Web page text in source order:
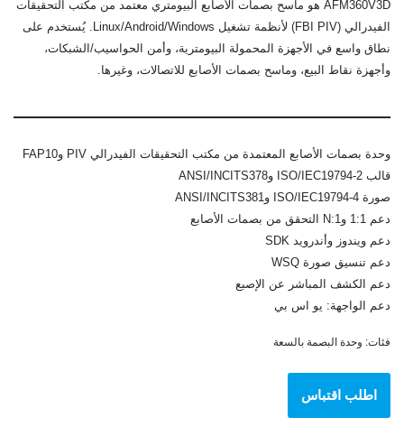
AFM360V3D هو ماسح بصمات الأصابع البيومتري معتمد من مكتب التحقيقات
الفيدرالي (FBI PIV) لأنظمة تشغيل Linux/Android/Windows. يُستخدم على
نطاق واسع في الأجهزة المحمولة البيومترية، وأمن الحواسيب/الشبكات،
وأجهزة نقاط البيع، وماسح بصمات الأصابع للاتصالات، وغيرها.
وحدة بصمات الأصابع المعتمدة من مكتب التحقيقات الفيدرالي PIV وFAP10
قالب ISO/IEC19794-2 وANSI/INCITS378
صورة ISO/IEC19794-4 وANSI/INCITS381
دعم 1:1 و1:N التحقق من بصمات الأصابع
دعم ويندوز وأندرويد SDK
دعم تنسيق صورة WSQ
دعم الكشف المباشر عن الإصبع
دعم الواجهة: يو اس بي
فئات: وحدة البصمة بالسعة
اطلب اقتباس